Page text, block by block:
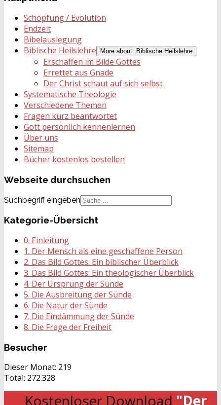
Schöpfung / Evolution
Endzeit
Bibelauslegung
Biblische Heilslehre
More about: Biblische Heilslehre
Erschaffen im Bilde Gottes
Errettet aus Gnade
Der Christ schaut auf sich selbst
Systematische Theologie
Verschiedene Themen
Fragen kurz beantwortet
Gott persönlich kennenlernen
Über uns
Sitemap
Bücher kostenlos bestellen
Webseite durchsuchen
Suchbegriff eingeben
Kategorie-Übersicht
0. Einleitung
1. Der Mensch als eine geschaffene Person
2. Das Bild Gottes: Ein biblischer Überblick
3. Das Bild Gottes: Ein theologischer Überblick
4. Der Ursprung der Sünde
5. Die Ausbreitung der Sünde
6. Die Natur der Sünde
7. Die Eindämmung der Sünde
8. Die Frage der Freiheit
Besucher
Dieser Monat: 219
Total: 272.328
Kostenloser Download "Der